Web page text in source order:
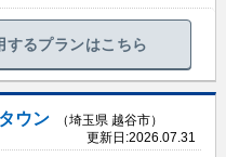
するプランはこちら
ウン
（埼玉県 越谷市）
更新日:2026.07.31